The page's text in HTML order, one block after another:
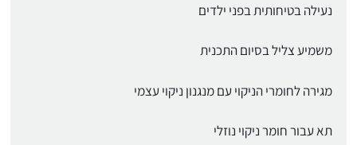
נעילה בטיחותית בפני ילדים
משמיע צליל בסיום התכנית
מגירה לחומרי הניקוי עם מנגנון ניקוי עצמי
תא עבור חומר ניקוי נוזלי